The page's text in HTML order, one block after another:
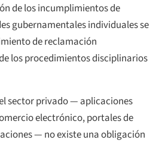
de los incumplimientos de
gubernamentales individuales se
de reclamación
los procedimientos disciplinarios
sector privado — aplicaciones
electrónico, portales de
— no existe una obligación